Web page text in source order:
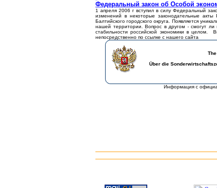
Федеральный закон об Особой
1 апреля 2006 г вступил в силуФедеральный
изменений в некоторые законодательные акты
Балтийского городского округа. Появляется
нашей территории. Вопрос в другом - смогут ли
стабильности российской экономики в целом.
непосредственно по ссылке с нашего сайта
Über die
Информация с